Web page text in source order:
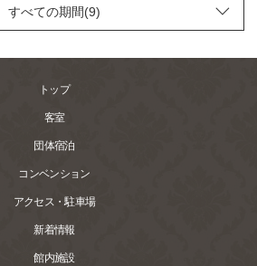
トップ
客室
団体宿泊
コンベンション
アクセス・駐車場
新着情報
館内施設